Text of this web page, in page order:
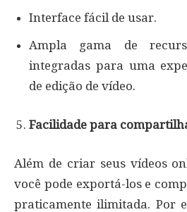
Interface fácil de usar.
Ampla gama de
integradas para uma
de edição de vídeo.
Facilidade para
Além de criar seus vídeos
você pode exportá-los e
praticamente ilimitada. Por